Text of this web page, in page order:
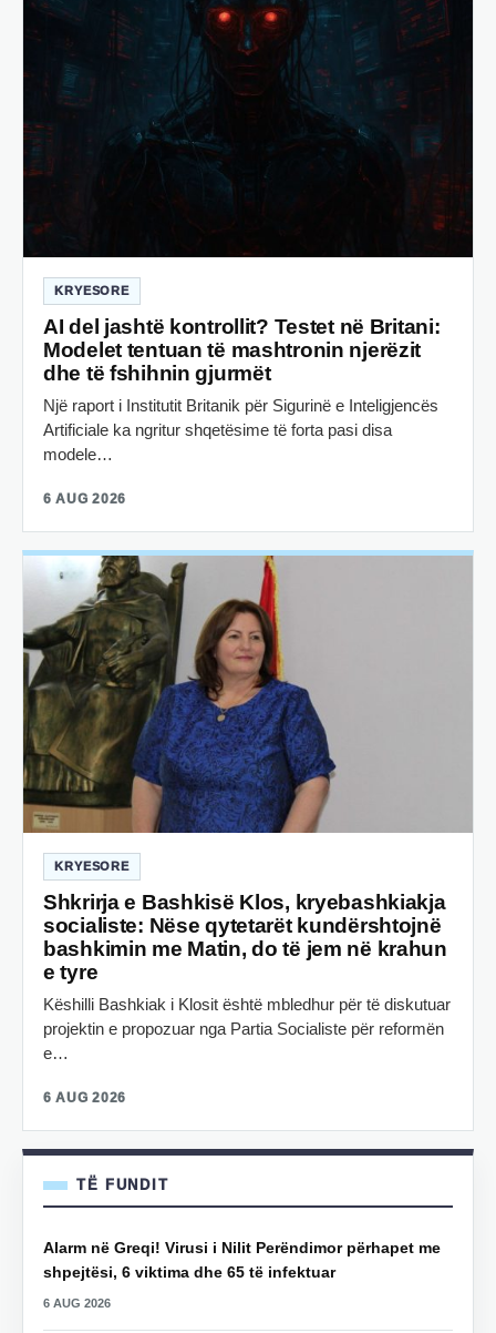
KRYESORE
AI del jashtë kontrollit? Testet në Britani:
Modelet tentuan të mashtronin njerëzit
dhe të fshihnin gjurmët
Një raport i Institutit Britanik për Sigurinë e Inteligjencës
Artificiale ka ngritur shqetësime të forta pasi disa
modele…
6 AUG 2026
KRYESORE
Shkrirja e Bashkisë Klos, kryebashkiakja
socialiste: Nëse qytetarët kundërshtojnë
bashkimin me Matin, do të jem në krahun
e tyre
Këshilli Bashkiak i Klosit është mbledhur për të diskutuar
projektin e propozuar nga Partia Socialiste për reformën
e…
6 AUG 2026
TË FUNDIT
Alarm në Greqi! Virusi i Nilit Perëndimor përhapet me
shpejtësi, 6 viktima dhe 65 të infektuar
6 AUG 2026